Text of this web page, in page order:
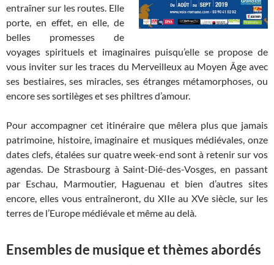
entraîner sur les routes. Elle
porte, en effet, en elle, de
belles promesses de
voyages spirituels et imaginaires puisqu’elle se propose de
vous inviter sur les traces du Merveilleux au Moyen Âge avec
ses bestiaires, ses miracles, ses étranges métamorphoses, ou
encore ses sortilèges et ses philtres d’amour.
Pour accompagner cet itinéraire que mêlera plus que jamais
patrimoine, histoire, imaginaire et musiques médiévales, onze
dates clefs, étalées sur quatre week-end sont à retenir sur vos
agendas. De Strasbourg à Saint-Dié-des-Vosges, en passant
par Eschau, Marmoutier, Haguenau et bien d’autres sites
encore, elles vous entraîneront, du XIIe au XVe siècle, sur les
terres de l’Europe médiévale et même au delà.
Ensembles de musique et thèmes abordés